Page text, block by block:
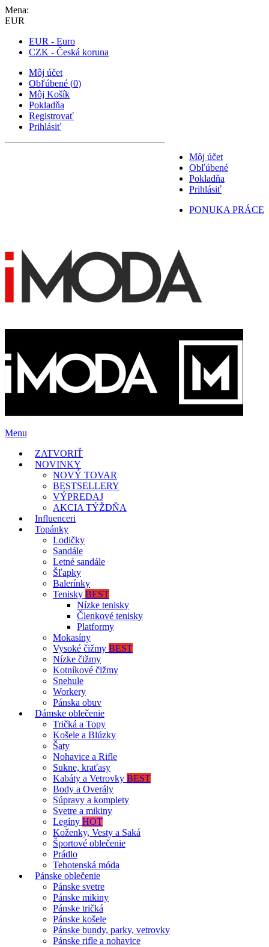
Mena:
EUR
EUR - Euro
CZK - Česká koruna
Môj účet
Obľúbené (0)
Môj Košík
Pokladňa
Registrovať
Prihlásiť
Môj účet
Obľúbené
Pokladňa
Prihlásiť
PONUKA PRÁCE
Menu
ZATVORIŤ
NOVINKY
NOVÝ TOVAR
BESTSELLERY
VÝPREDAJ
AKCIA TÝŽDŇA
Influenceri
Topánky
Lodičky
Sandále
Letné sandále
Šľapky
Balerínky
Tenisky BEST
Nízke tenisky
Členkové tenisky
Platformy
Mokasíny
Vysoké čižmy BEST
Nízke čižmy
Kotníkové čižmy
Snehule
Workery
Pánska obuv
Dámske oblečenie
Tričká a Topy
Košele a Blúzky
Šaty
Nohavice a Rifle
Sukne, kraťasy
Kabáty a Vetrovky BEST
Body a Overály
Súpravy a komplety
Svetre a mikiny
Legíny HOT
Koženky, Vesty a Saká
Športové oblečenie
Prádlo
Tehotenská móda
Pánske oblečenie
Pánske svetre
Pánske mikiny
Pánske tričká
Pánske košele
Pánske bundy, parky, vetrovky
Pánske rifle a nohavice